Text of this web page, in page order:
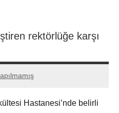
rektörlüğe karşı
Hastanesi’nde belirli